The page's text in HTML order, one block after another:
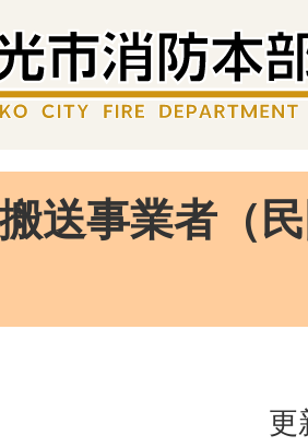
送事業者（
更